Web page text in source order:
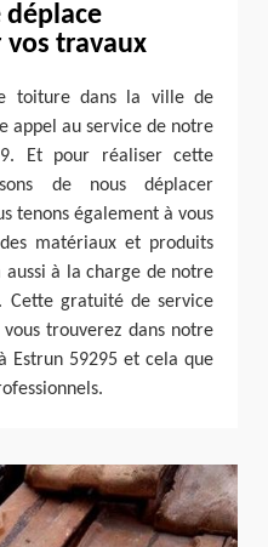
déplace
travaux
toiture dans la ville de
appel au service de notre
Et pour réaliser cette
de nous déplacer
tenons également à vous
matériaux et produits
à la charge de notre
Cette gratuité de service
trouverez dans notre
Estrun 59295 et cela que